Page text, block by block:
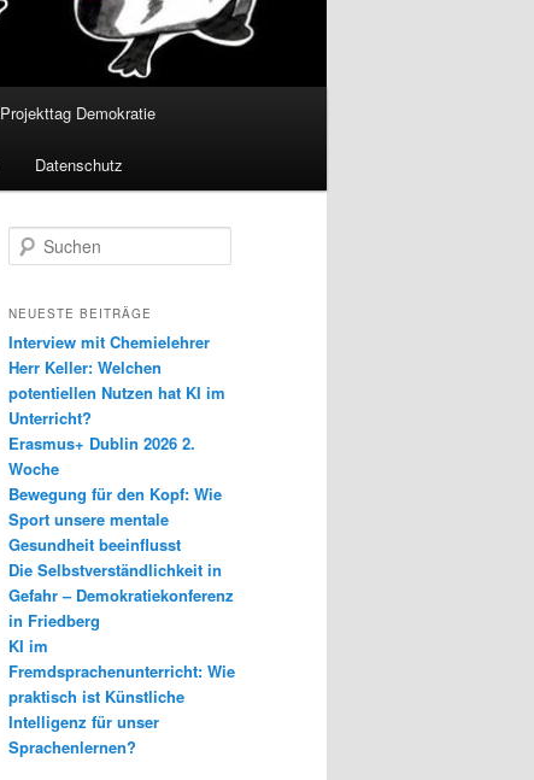
Projekttag Demokratie
Datenschutz
u
h
n
NEUESTE BEITRÄGE
Interview mit Chemielehrer
Herr Keller: Welchen
potentiellen Nutzen hat KI im
Unterricht?
Erasmus+ Dublin 2026 2.
Woche
Bewegung für den Kopf: Wie
Sport unsere mentale
Gesundheit beeinflusst
Die Selbstverständlichkeit in
Gefahr – Demokratiekonferenz
in Friedberg
KI im
Fremdsprachenunterricht: Wie
praktisch ist Künstliche
Intelligenz für unser
Sprachenlernen?